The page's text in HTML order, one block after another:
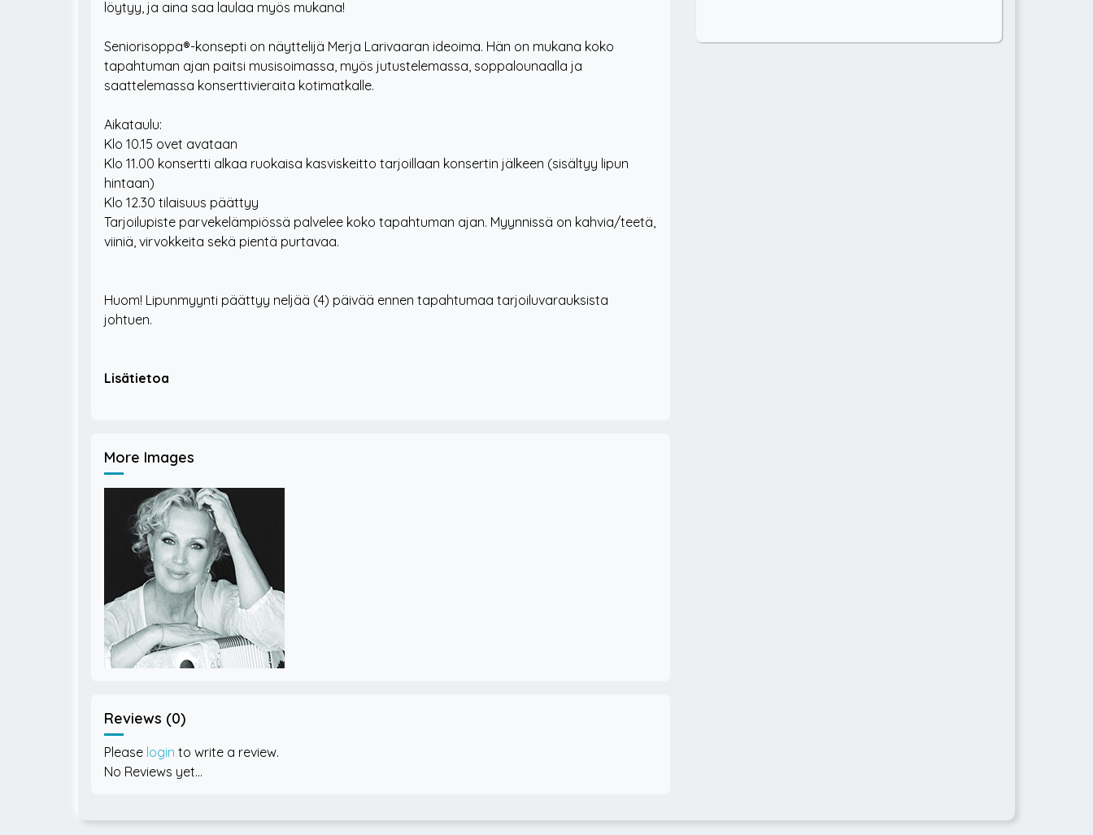
löytyy, ja aina saa laulaa myös mukana!
Seniorisoppa®-konsepti on näyttelijä Merja Larivaaran ideoima. Hän on mukana koko
tapahtuman ajan paitsi musisoimassa, myös jutustelemassa, soppalounaalla ja
saattelemassa konserttivieraita kotimatkalle.
Aikataulu:
Klo 10.15 ovet avataan
Klo 11.00 konsertti alkaa ruokaisa kasviskeitto tarjoillaan konsertin jälkeen (sisältyy lipun
hintaan)
Tarjoilupiste parvekelämpiössä palvelee koko tapahtuman ajan. Myynnissä on kahvia/teetä,
viiniä, virvokkeita sekä pientä purtavaa.
Huom! Lipunmyynti päättyy neljää (4) päivää ennen tapahtumaa tarjoiluvarauksista
johtuen.
Lisätietoa
More Images
Reviews (0)
Please login to write a review.
No Reviews yet...